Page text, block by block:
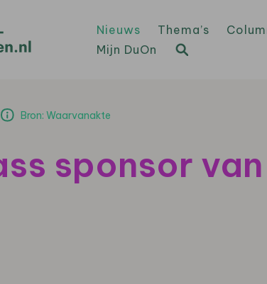
Nieuws Thema’s
Mijn DuOn
Bron: Waarvanakte
sponsor